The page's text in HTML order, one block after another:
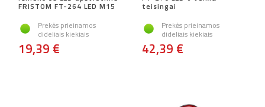
FRISTOM FT-264 LED M15
Prekės prieinamos
dideliais kiekiais
19,39 €
teisingai
Prekės prieinamos
dideliais kiekiais
42,39 €